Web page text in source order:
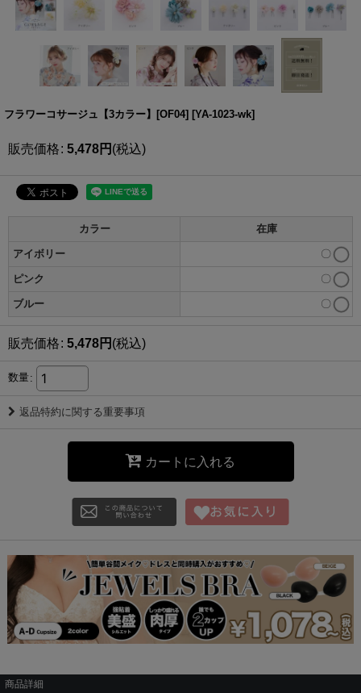
フラワーコサージュ【3カラー】[OF04] [YA-1023-wk]
販売価格: 5,478円 (税込)
カラー 在庫
アイボリー 〇
ピンク 〇
ブルー 〇
販売価格: 5,478円 (税込)
数量:
返品特約に関する重要事項
カートに入れる
商品詳細